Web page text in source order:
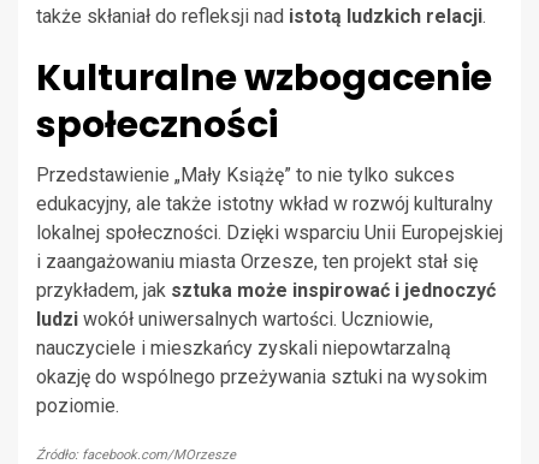
także skłaniał do refleksji nad istotą ludzkich relacji.
Kulturalne wzbogacenie
społeczności
Przedstawienie „Mały Książę” to nie tylko sukces
edukacyjny, ale także istotny wkład w rozwój kulturalny
lokalnej społeczności. Dzięki wsparciu Unii Europejskiej
i zaangażowaniu miasta Orzesze, ten projekt stał się
przykładem, jak sztuka może inspirować i jednoczyć
ludzi wokół uniwersalnych wartości. Uczniowie,
nauczyciele i mieszkańcy zyskali niepowtarzalną
okazję do wspólnego przeżywania sztuki na wysokim
poziomie.
Źródło: facebook.com/MOrzesze